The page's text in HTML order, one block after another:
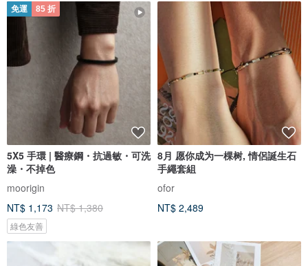
免運 85 折
5X5 手環 | 醫療鋼・抗過敏・可洗
澡・不掉色
moorigin
NT$ 1,173 NT$ 1,380
綠色友善
8月 愿你成为一棵树, 情侶誕生石
手繩套組
ofor
NT$ 2,489